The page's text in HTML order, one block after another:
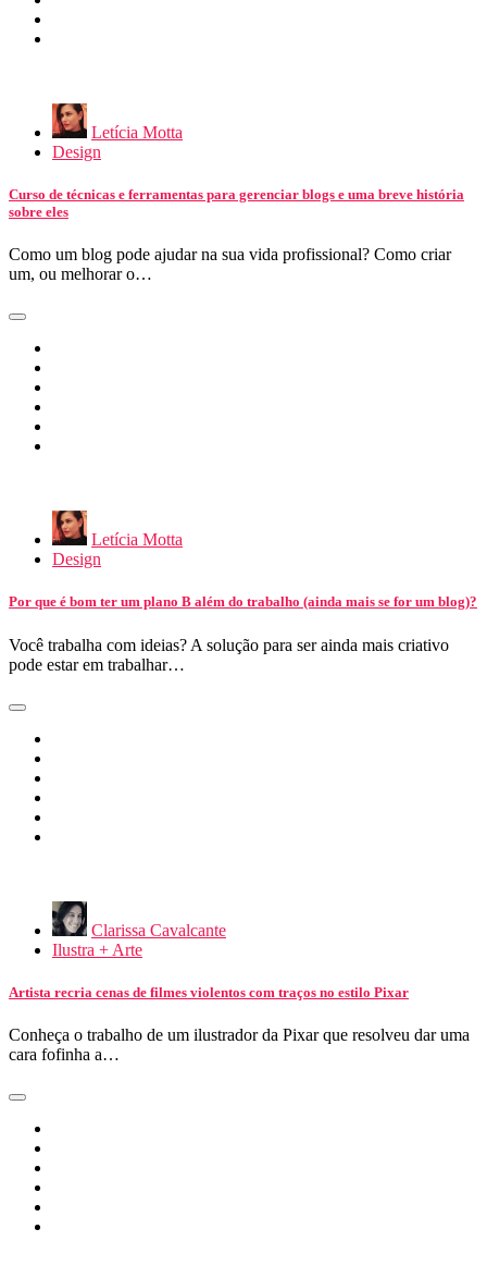
Letícia Motta
Design
Curso de técnicas e ferramentas para gerenciar blogs e uma breve história
sobre eles
Como um blog pode ajudar na sua vida profissional? Como criar
um, ou melhorar o…
Letícia Motta
Design
Por que é bom ter um plano B além do trabalho (ainda mais se for um blog)?
Você trabalha com ideias? A solução para ser ainda mais criativo
pode estar em trabalhar…
Clarissa Cavalcante
Ilustra + Arte
Artista recria cenas de filmes violentos com traços no estilo Pixar
Conheça o trabalho de um ilustrador da Pixar que resolveu dar uma
cara fofinha a…